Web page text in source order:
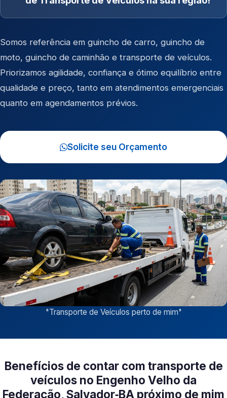
Somos referência em guincho de carro, guincho de
moto, guincho de caminhão e transporte de veículos.
Priorizamos agilidade, confiança e ótimo equilíbrio entre
qualidade e preço, tanto em atendimentos emergenciais
quanto em agendamentos prévios.
Solicite seu Orçamento
"Transporte de Veículos perto de mim"
Benefícios de contar com transporte de
veículos no Engenho Velho da
Federação, Salvador‑BA próximo de mim